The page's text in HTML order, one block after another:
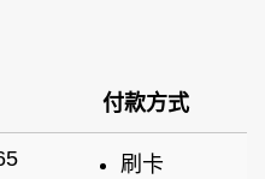
付款方式
刷卡